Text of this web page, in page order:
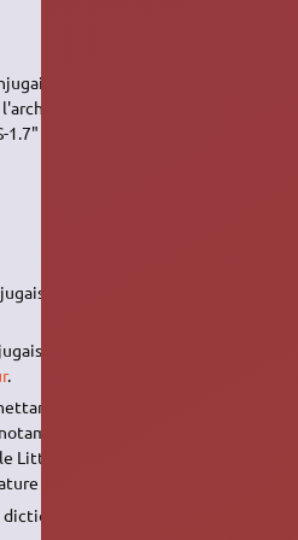
portugaise. Télécharger
et se rendre dans le
→ puis lancer "verbOS".
de (presque ?) tous les
des verbes français très
.
la recherche dans
par simple double-clic
Littré, dictionnaire de référence
française.
dictionnaire de référence